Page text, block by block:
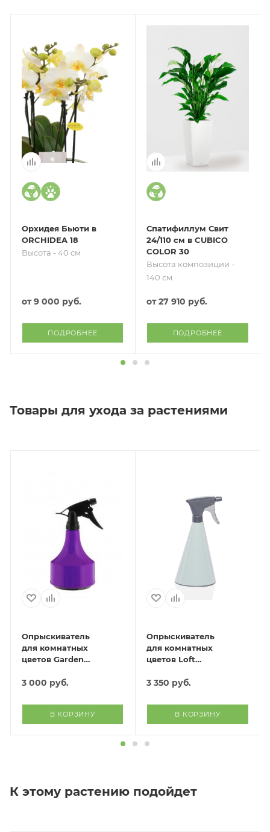
Орхидея Бьюти в
ORCHIDEA 18
Высота - 40 см
от9 000 руб.
ПОДРОБНЕЕ
Спатифиллум Свит
24/110 см в CUBICO
COLOR 30
Высота композиции -
140 см
от27 910 руб.
ПОДРОБНЕЕ
Товары для ухода за растениями
Опрыскиватель
для комнатных
цветов Garden
3 000 руб.
В КОРЗИНУ
Опрыскиватель
для комнатных
цветов Loft
3 350 руб.
В КОРЗИНУ
К этому растению подойдет